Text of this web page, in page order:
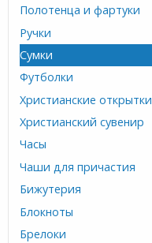
Полотенца и фартуки
Ручки
Сумки
Футболки
Христианские открытки
Христианский сувенир
Часы
Чаши для причастия
Бижутерия
Блокноты
Брелоки